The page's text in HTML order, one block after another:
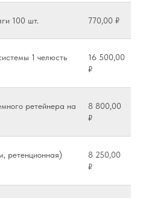
100 шт. 770,00 ₽
1 челюсть
16 500,00
₽
ретейнера на
8 800,00
₽
ретенционная)
8 250,00
₽